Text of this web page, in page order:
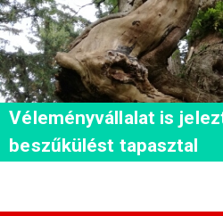
Véleményvállalat is
beszűkülést tapasztal